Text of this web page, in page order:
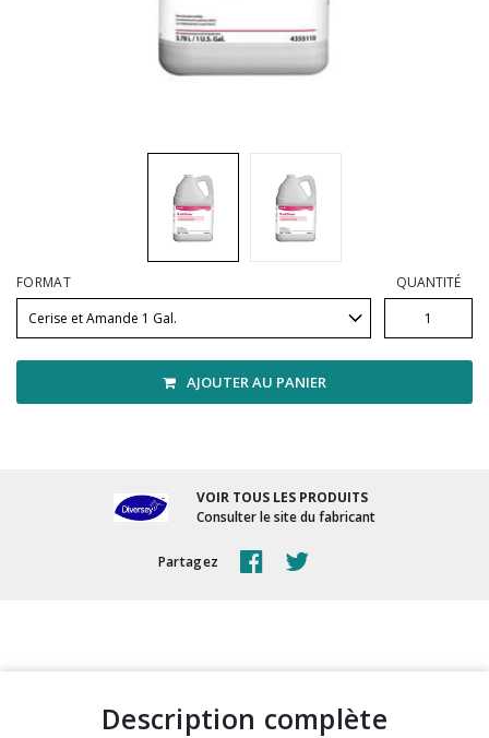
Microfibres et linges divers
Vadrouilles, manches et cadres
FORMAT QUANTITÉ
AJOUTER AU PANIER
VOIR TOUS LES PRODUITS
Consulter le site du fabricant
Partagez
description complète